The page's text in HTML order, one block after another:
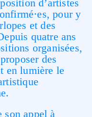
d’artistes
pour y
et des
quatre ans
organisées,
des
en lumière le
appel à